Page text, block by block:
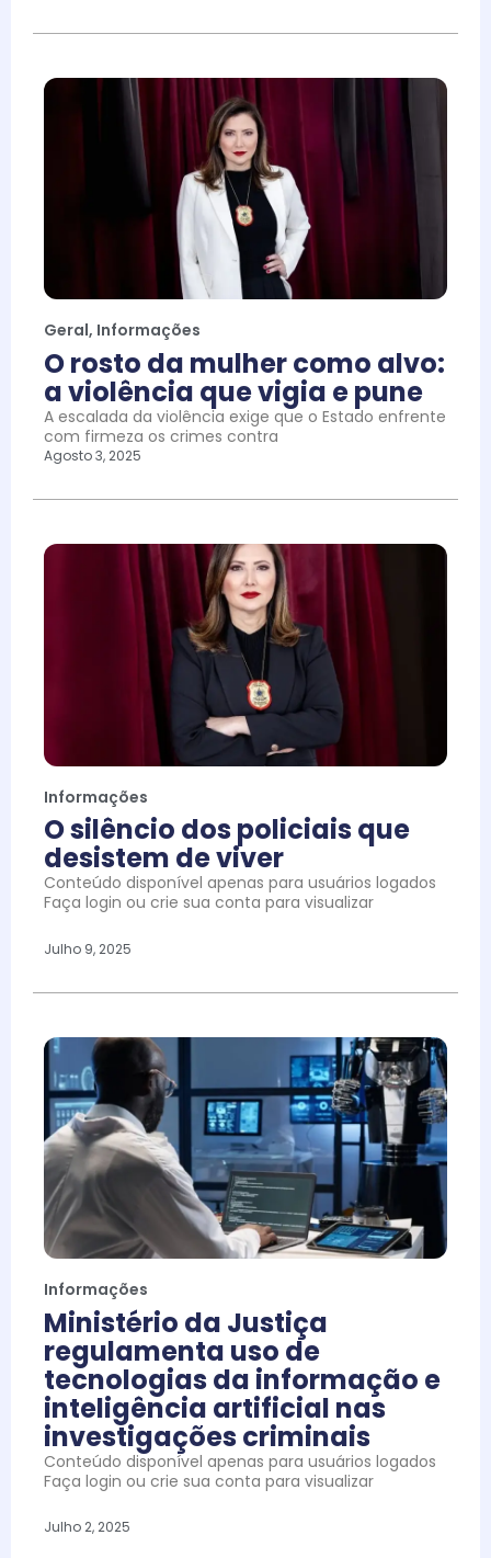
Geral, Informações
O rosto da mulher como alvo:
a violência que vigia e pune
A escalada da violência exige que o Estado enfrente
com firmeza os crimes contra
Agosto 3, 2025
Informações
O silêncio dos policiais que
desistem de viver
Conteúdo disponível apenas para usuários logados
Faça login ou crie sua conta para visualizar
Julho 9, 2025
Informações
Ministério da Justiça
regulamenta uso de
tecnologias da informação e
inteligência artificial nas
investigações criminais
Conteúdo disponível apenas para usuários logados
Faça login ou crie sua conta para visualizar
Julho 2, 2025